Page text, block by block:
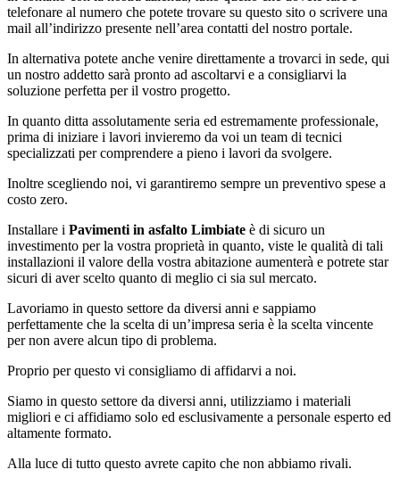
telefonare al numero che potete trovare su questo sito o scrivere una
mail all’indirizzo presente nell’area contatti del nostro portale.
In alternativa potete anche venire direttamente a trovarci in sede, qui
un nostro addetto sarà pronto ad ascoltarvi e a consigliarvi la
soluzione perfetta per il vostro progetto.
In quanto ditta assolutamente seria ed estremamente professionale,
prima di iniziare i lavori invieremo da voi un team di tecnici
specializzati per comprendere a pieno i lavori da svolgere.
Inoltre scegliendo noi, vi garantiremo sempre un preventivo spese a
costo zero.
Installare i Pavimenti in asfalto Limbiate è di sicuro un
investimento per la vostra proprietà in quanto, viste le qualità di tali
installazioni il valore della vostra abitazione aumenterà e potrete star
sicuri di aver scelto quanto di meglio ci sia sul mercato.
Lavoriamo in questo settore da diversi anni e sappiamo
perfettamente che la scelta di un’impresa seria è la scelta vincente
per non avere alcun tipo di problema.
Proprio per questo vi consigliamo di affidarvi a noi.
Siamo in questo settore da diversi anni, utilizziamo i materiali
migliori e ci affidiamo solo ed esclusivamente a personale esperto ed
altamente formato.
Alla luce di tutto questo avrete capito che non abbiamo rivali.